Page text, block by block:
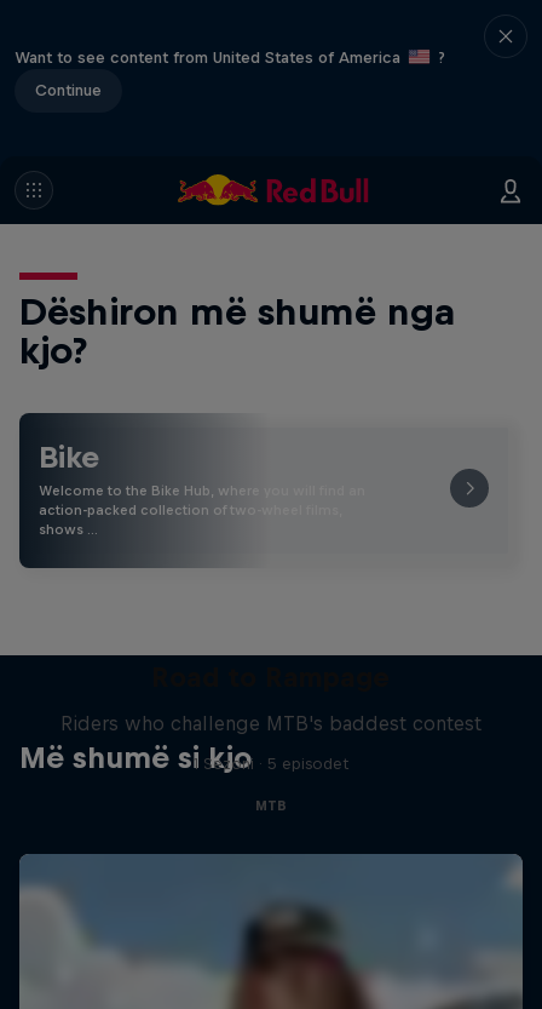
Want to see content from United States of America
?
Continue
Dëshiron më shumë nga
kjo?
Bike
Welcome to the Bike Hub, where you will find an
action-packed collection of two-wheel films,
shows …
Më shumë si kjo
Riders who challenge MTB's baddest contest
1 Sezoni · 5 episodet
MTB